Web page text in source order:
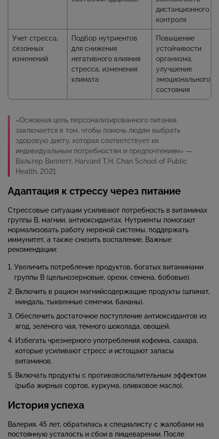
дистанционного
контроля
Учет стресса,
сезонных
изменений
Подбор нутриентов
для снижения
негативного влияния
стресса, изменения
климата
Повышение
устойчивости
организма,
улучшение
эмоционального
состояния
«Основная цель персонализированного питания
заключается в том, чтобы помочь людям выбрать
здоровую диету, которая соответствует их
индивидуальным потребностям и предпочтениям» —
Вальтер Виллетт, Harvard T.H. Chan School of Public
Health, 2021.
Адаптация к стрессу через питание
Стрессовые ситуации усиливают потребность в витаминах
группы B, магнии, антиоксидантах. Нутриенты помогают
нормализовать работу нервной системы, поддержать
иммунитет, а также снизить воспаление. Важные
рекомендации:
Увеличить потребление продуктов, богатых витаминами
группы B (цельнозерновые, орехи, семена, бобовые).
Включить в рацион магнийсодержащие продукты (шпинат,
миндаль, тыквенные семечки, бананы).
Обеспечить достаточное поступление антиоксидантов из
ягод, зелёного чая, тёмного шоколада, овощей.
Избегать чрезмерного употребления кофеина, сахара,
которые усиливают стресс и истощают запасы
витаминов.
Включать продукты с противовоспалительным эффектом
(рыба жирных сортов, куркума, оливковое масло).
История успеха
Валерия, 45 лет, обратилась к специалисту с жалобами на
постоянную усталость и сбои в пищеварении. После